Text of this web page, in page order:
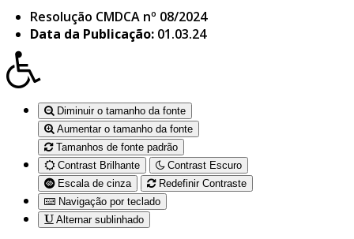
Resolução CMDCA nº 08/2024
Data da Publicação: 01.03.24
Diminuir o tamanho da fonte
Aumentar o tamanho da fonte
Tamanhos de fonte padrão
Contrast Brilhante
Contrast Escuro
Escala de cinza
Redefinir Contraste
Navigação por teclado
Alternar sublinhado